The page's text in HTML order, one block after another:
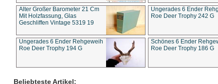
Alter Großer Barometer 21 Cm
Mit Holzfassung, Glas
Geschliffen Vintage 5319 19
Ungerades 6 Ender
Roe Deer Trophy 242 G
Ungerades 6 Ender Rehgeweih
Roe Deer Trophy 194 G
Schönes 6 Ender
Roe Deer Trophy 186 G
Beliebteste Artikel: